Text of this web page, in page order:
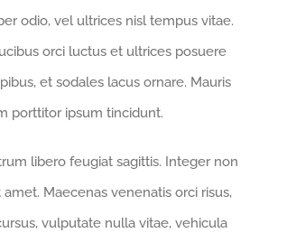
odio, vel ultrices nisl tempus vitae.
orci luctus et ultrices posuere
et sodales lacus ornare. Mauris
porttitor ipsum tincidunt.
libero feugiat sagittis. Integer non
Maecenas venenatis orci risus,
vulputate nulla vitae, vehicula